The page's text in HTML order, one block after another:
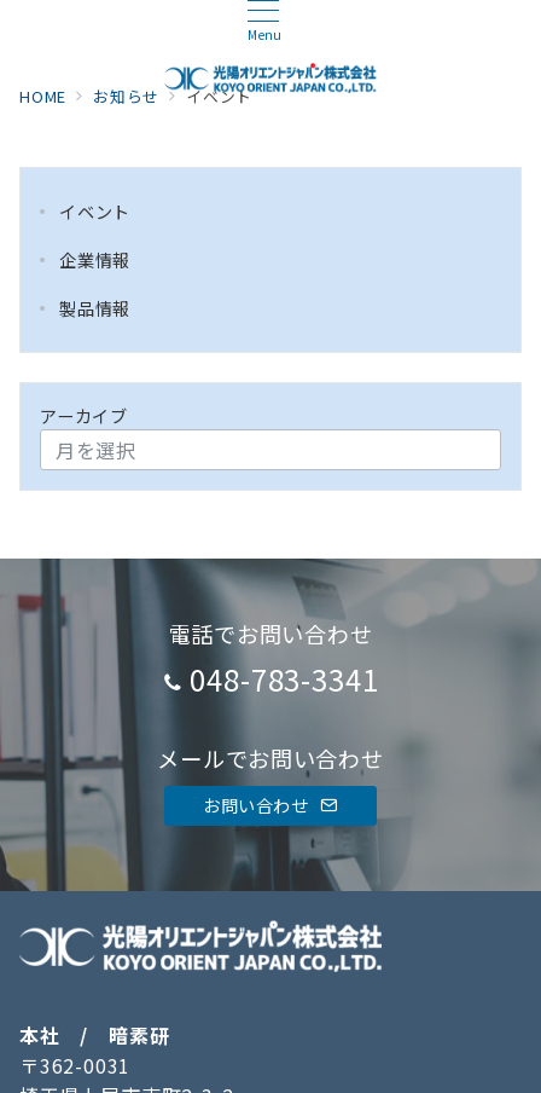
Menu
HOME お知らせ イベント
イベント
企業情報
製品情報
アーカイブ
電話でお問い合わせ
048-783-3341
メールでお問い合わせ
お問い合わせ
本社 / 暗素研
〒362-0031